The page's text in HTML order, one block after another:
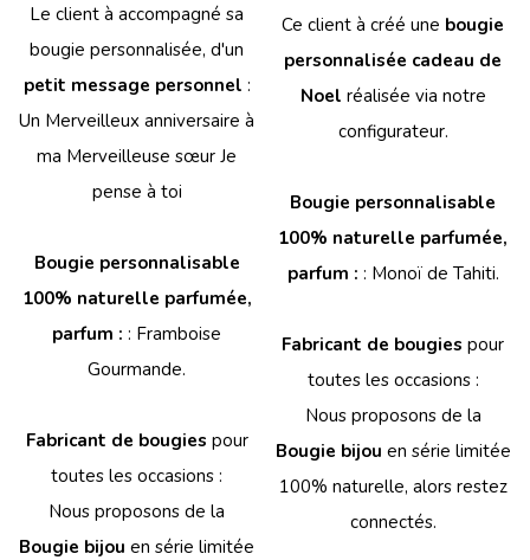
Le client à accompagné sa
bougie personnalisée, d'un
petit message personnel :
Un Merveilleux anniversaire à
ma Merveilleuse sœur Je
pense à toi
Bougie personnalisable
100% naturelle parfumée,
parfum :: Framboise
Gourmande.
Fabricant de bougies pour
toutes les occasions :
Nous proposons de la
Bougie bijou en série limitée
Ce client à créé une bougie
personnalisée cadeau de
Noel réalisée via notre
configurateur.
Bougie personnalisable
100% naturelle parfumée,
parfum : : Monoï de Tahiti.
Fabricant de bougies pour
toutes les occasions :
Nous proposons de la
Bougie bijou en série limitée
100% naturelle, alors restez
connectés.